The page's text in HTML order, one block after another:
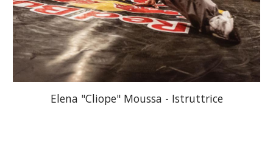
Elena "Cliope" Moussa - Istruttrice